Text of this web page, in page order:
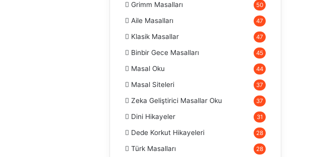
Grimm Masalları 50
Aile Masalları 47
Klasik Masallar 47
Binbir Gece Masalları 45
Masal Oku 44
Masal Siteleri 37
Zeka Geliştirici Masallar Oku 37
Dini Hikayeler 31
Dede Korkut Hikayeleri 28
Türk Masalları 28